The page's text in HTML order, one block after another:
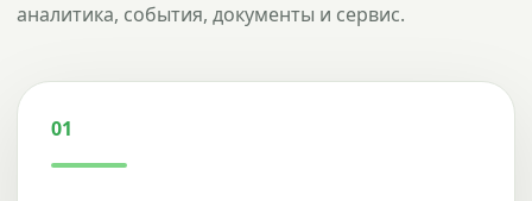
аналитика, события, документы и сервис.
01